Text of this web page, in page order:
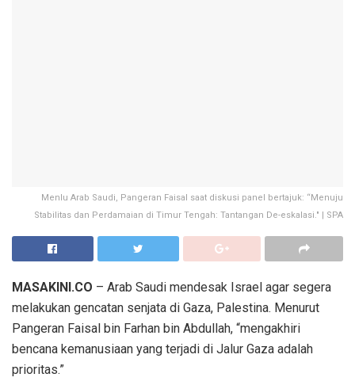
Menlu Arab Saudi, Pangeran Faisal saat diskusi panel bertajuk: “Menuju
Stabilitas dan Perdamaian di Timur Tengah: Tantangan De-eskalasi." | SPA
MASAKINI.CO – Arab Saudi mendesak Israel agar segera
melakukan gencatan senjata di Gaza, Palestina. Menurut
Pangeran Faisal bin Farhan bin Abdullah, “mengakhiri
bencana kemanusiaan yang terjadi di Jalur Gaza adalah
prioritas.”